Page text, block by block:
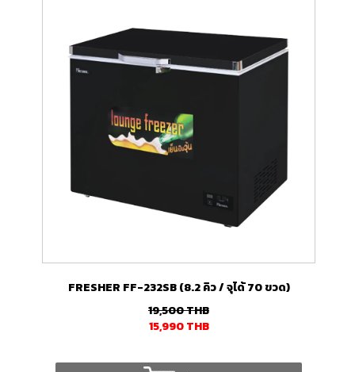
FRESHER FF-232SB (8.2 คิว / จุได้ 70 ขวด)
19,500THB
15,990THB